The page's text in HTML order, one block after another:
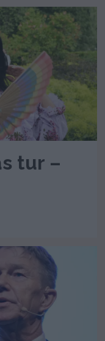
tur –